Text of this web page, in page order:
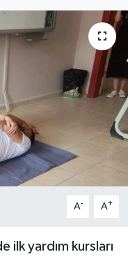
A- A+
ilk yardım kursları